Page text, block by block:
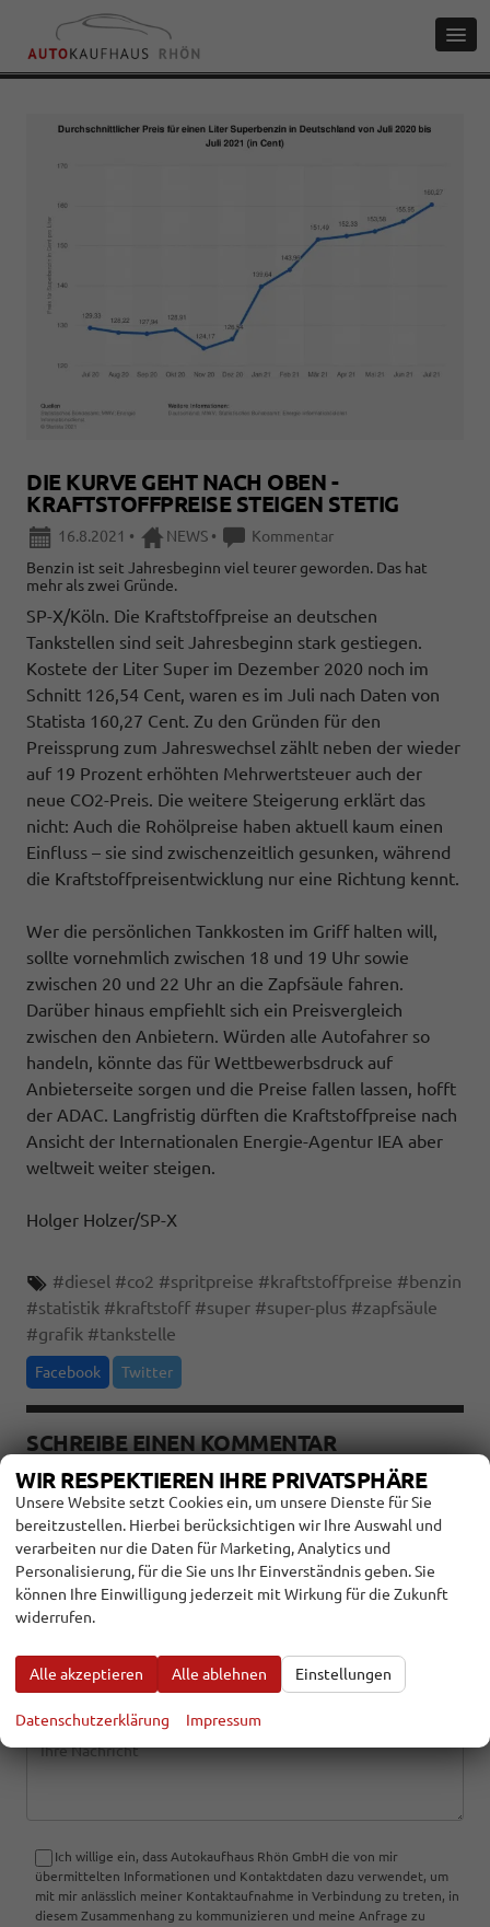
DIE KURVE GEHT NACH OBEN -
KRAFTSTOFFPREISE STEIGEN STETIG
16.8.2021 • NEWS •
Kommentar
Benzin ist seit Jahresbeginn viel teurer geworden. Das hat
mehr als zwei Gründe.
SP-X/Köln. Die Kraftstoffpreise an deutschen
Tankstellen sind seit Jahresbeginn stark gestiegen.
Kostete der Liter Super im Dezember 2020 noch im
Schnitt 126,54 Cent, waren es im Juli nach Daten von
Statista 160,27 Cent. Zu den Gründen für den
Preissprung zum Jahreswechsel zählt neben der wieder
auf 19 Prozent erhöhten Mehrwertsteuer auch der
neue CO2-Preis. Die weitere Steigerung erklärt das
nicht: Auch die Rohölpreise haben aktuell kaum einen
Einfluss – sie sind zwischenzeitlich gesunken, während
die Kraftstoffpreisentwicklung nur eine Richtung kennt.
Wer die persönlichen Tankkosten im Griff halten will,
sollte vornehmlich zwischen 18 und 19 Uhr sowie
zwischen 20 und 22 Uhr an die Zapfsäule fahren.
Darüber hinaus empfiehlt sich ein Preisvergleich
zwischen den Anbietern. Würden alle Autofahrer so
handeln, könnte das für Wettbewerbsdruck auf
Anbieterseite sorgen und die Preise fallen lassen, hofft
der ADAC. Langfristig dürften die Kraftstoffpreise nach
Ansicht der Internationalen Energie-Agentur IEA aber
weltweit weiter steigen.
Holger Holzer/SP-X
#diesel #co2 #spritpreise #kraftstoffpreise #benzin
#statistik #kraftstoff #super #super-plus #zapfsäule
#grafik #tankstelle
Facebook Twitter
SCHREIBE EINEN KOMMENTAR
Bewerten Sie den Eintrag
Name
E-Mail
Kommentar
Ich willige ein, dass Autokaufhaus Rhön GmbH die von mir
übermittelten Informationen und Kontaktdaten dazu verwendet, um
mit mir anlässlich meiner Kontaktaufnahme in Verbindung zu treten, in
diesem Zusammenhang zu kommunizieren und meine Anfrage zu
WIR RESPEKTIEREN IHRE PRIVATSPHÄRE
Unsere Website setzt Cookies ein, um unsere Dienste für Sie
bereitzustellen. Hierbei berücksichtigen wir Ihre Auswahl und
verarbeiten nur die Daten für Marketing, Analytics und
Personalisierung, für die Sie uns Ihr Einverständnis geben. Sie
können Ihre Einwilligung jederzeit mit Wirkung für die Zukunft
widerrufen.
Alle akzeptieren Alle ablehnen Einstellungen
Datenschutzerklärung Impressum